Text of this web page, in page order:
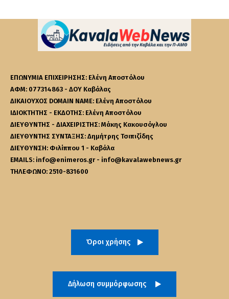
ΕΠΩΝΥΜΙΑ ΕΠΙΧΕΙΡΗΣΗΣ: Ελένη Αποστόλου
ΑΦΜ: 077314863 - ΔΟΥ Καβάλας
ΔΙΚΑΙΟΥΧΟΣ DOMAIN NAME: Ελένη Αποστόλου
ΙΔΙΟΚΤΗΤΗΣ - ΕΚΔΟΤΗΣ: Ελένη Αποστόλου
ΔΙΕΥΘΥΝΤΗΣ - ΔΙΑΧΕΙΡΙΣΤΗΣ: Μάκης Κακουσόγλου
ΔΙΕΥΘΥΝΤΗΣ ΣΥΝΤΑΞΗΣ: Δημήτρης Τσιπιζίδης
ΔΙΕΥΘΥΝΣΗ: Φιλίππου 1 - Καβάλα
EMAILS: info@enimeros.gr - info@kavalawebnews.gr
ΤΗΛΕΦΩΝΟ: 2510-831600
Όροι χρήσης
Δήλωση συμμόρφωσης